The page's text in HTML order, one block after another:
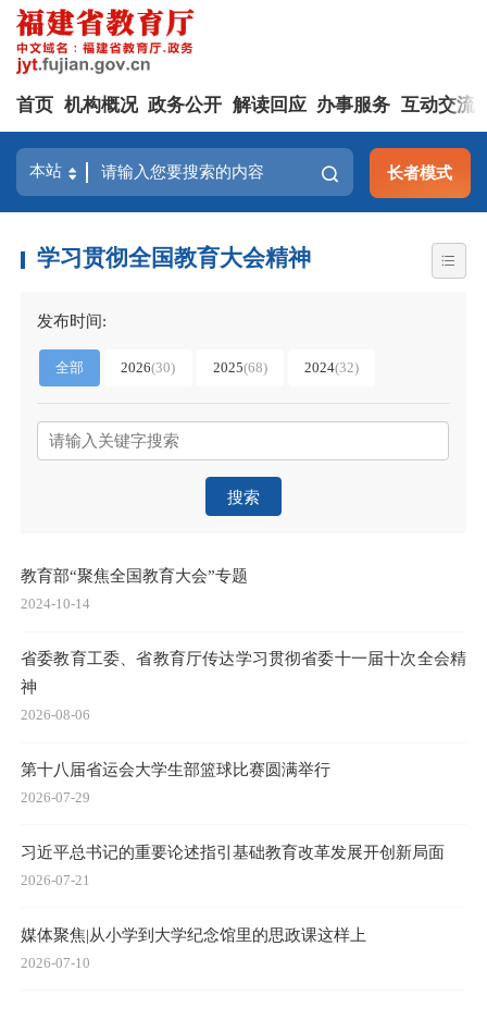
首页 机构概况 政务公开 解读回应 办事服务 互动交流
长者模式
学习贯彻全国教育大会精神
发布时间:
全部 2026(30) 2025(68) 2024(32)
搜索
教育部“聚焦全国教育大会”专题
2024-10-14
省委教育工委、省教育厅传达学习贯彻省委十一届十次全会精
神
2026-08-06
第十八届省运会大学生部篮球比赛圆满举行
2026-07-29
习近平总书记的重要论述指引基础教育改革发展开创新局面
2026-07-21
媒体聚焦|从小学到大学纪念馆里的思政课这样上
2026-07-10